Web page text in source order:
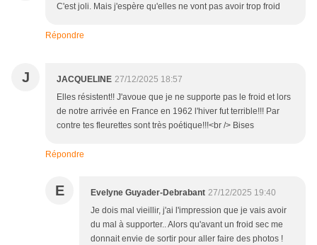
C'est joli. Mais j'espère qu'elles ne vont pas avoir trop froid
Répondre
J JACQUELINE 27/12/2025 18:57
Elles résistent!! J'avoue que je ne supporte pas le froid et lors
de notre arrivée en France en 1962 l'hiver fut terrible!!! Par
contre tes fleurettes sont très poétique!!!<br /> Bises
Répondre
E Evelyne Guyader-Debrabant 27/12/2025 19:40
Je dois mal vieillir, j'ai l'impression que je vais avoir
du mal à supporter.. Alors qu'avant un froid sec me
donnait envie de sortir pour aller faire des photos !